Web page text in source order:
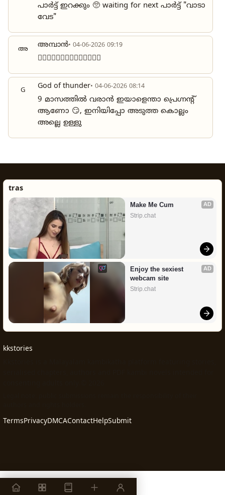
പാർട്ട്‌ ഇറക്കും 🥺 waiting for next പാർട്ട്‌ "വാടാ
വേട"
അ അമ്പാൻ• 04-06-2026 09:19
❤️‍🔥❤️‍🔥❤️‍🔥❤️‍🔥❤️‍🔥❤️‍🔥❤️‍🔥
G God of thunder• 04-06-2026 08:14
9 മാസത്തിൽ വരാൻ ഇയാളെന്താ പ്രെഗ്നന്റ്
ആണോ 😏, ഇനിയിപ്പോ അടുത്ത കൊല്ലം
അല്ലെ ഉള്ളു
tras
AD
Make Me Cum
Strip.chat
AD
Enjoy the sexiest
webcam site
Strip.chat
kkstories
TermsPrivacyDMCAContactHelpSubmit